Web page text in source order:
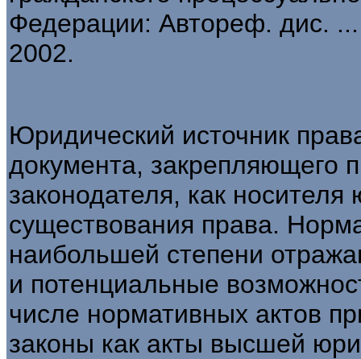
Федерации: Автореф. дис. ...
2002.
Юридический источник
документа, закрепляющего
законодателя, как
существования права.
наибольшей степени
и потенциальные
числе нормативных актов
законы как акты высшей